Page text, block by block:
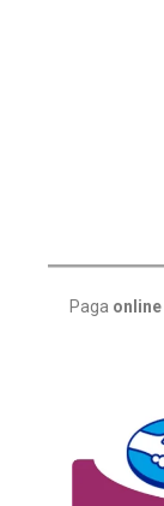
Paga online